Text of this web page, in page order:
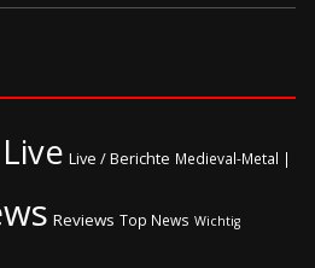
Live Live / Berichte Medieval-Metal |
Reviews Top News Wichtig